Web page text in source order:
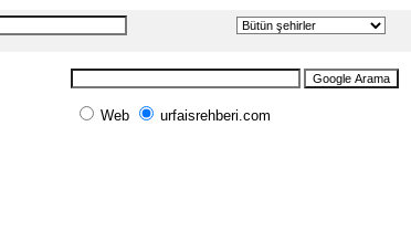
Web urfaisrehberi.com